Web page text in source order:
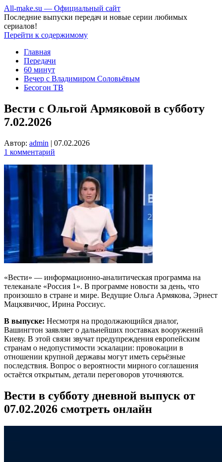
All-make.su — Официальный сайт
Последние выпуски передач и новые серии любимых
сериалов!
Перейти к содержимому
Главная
Передачи
60 минут
Вечер с Владимиром Соловьёвым
Бесогон ТВ
Вести с Ольгой Армяковой в субботу
7.02.2026
Автор: admin | 07.02.2026
1 комментарий
«Вести» — информационно-аналитическая программа на
телеканале «Россия 1». В программе новости за день, что
произошло в стране и мире. Ведущие Ольга Армякова, Эрнест
Мацкявичюс, Ирина Россиус.
В выпуске: Несмотря на продолжающийся диалог,
Вашингтон заявляет о дальнейших поставках вооружений
Киеву. В этой связи звучат предупреждения европейским
странам о недопустимости эскалации: провокации в
отношении крупной державы могут иметь серьёзные
последствия. Вопрос о вероятности мирного соглашения
остаётся открытым, детали переговоров уточняются.
Вести в субботу дневной выпуск от
07.02.2026 смотреть онлайн